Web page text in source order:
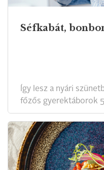
Séfkabát,
Így lesz a nyári
főzős gyerektáborok